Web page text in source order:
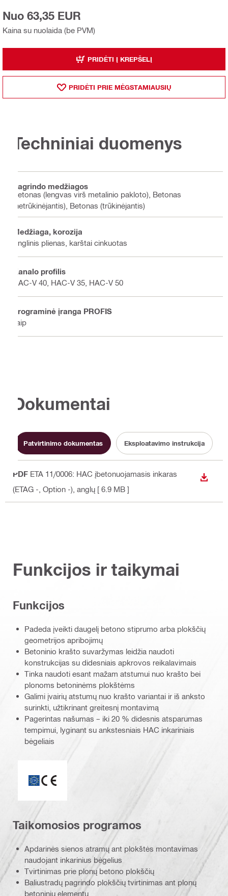
Kaina su nuolaida (be PVM)
Nuo 63,35 EUR
PRIDĖTI Į KREPŠELĮ
PRIDĖTI PRIE MĖGSTAMIAUSIŲ
Techniniai duomenys
Pagrindo medžiagos
Betonas (lengvas virš metalinio pakloto), Betonas
(netrūkinėjantis), Betonas (trūkinėjantis)
Medžiaga, korozija
Anglinis plienas, karštai cinkuotas
Kanalo profilis
HAC-V 40, HAC-V 35, HAC-V 50
Programinė įranga PROFIS
Taip
Dokumentai
Patvirtinimo dokumentas Eksploatavimo instrukcija
PDF ETA 11/0006: HAC įbetonuojamasis inkaras
(ETAG -, Option -) , anglų [ 6.9 MB ]
Funkcijos ir taikymai
Funkcijos
Padeda įveikti daugelį betono stiprumo arba plokščių
geometrijos apribojimų
Betoninio krašto suvaržymas leidžia naudoti
konstrukcijas su didesniais apkrovos reikalavimais
Tinka naudoti esant mažam atstumui nuo krašto bei
plonoms betoninėms plokštėms
Galimi įvairių atstumų nuo krašto variantai ir iš anksto
surinkti, užtikrinant greitesnį montavimą
Pagerintas našumas – iki 20 % didesnis atsparumas
tempimui, lyginant su ankstesniais HAC inkariniais
bėgeliais
Taikomosios programos
Apdarinės sienos atramų ant plokštės montavimas
naudojant inkarinius bėgelius
Tvirtinimas prie plonų betono plokščių
Baliustradų pagrindo plokščių tvirtinimas ant plonų
betoninių elementų